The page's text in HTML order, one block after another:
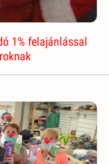
1% felajánlással